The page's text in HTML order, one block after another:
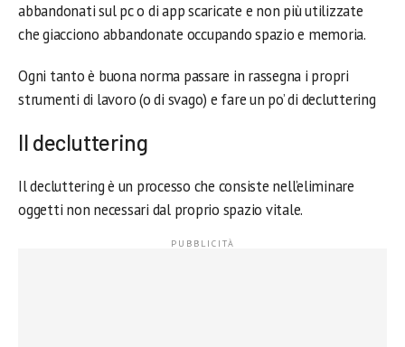
abbandonati sul pc o di app scaricate e non più utilizzate
che giacciono abbandonate occupando spazio e memoria.
Ogni tanto è buona norma passare in rassegna i propri
strumenti di lavoro (o di svago) e fare un po’ di decluttering
Il decluttering
Il decluttering è un processo che consiste nell’eliminare
oggetti non necessari dal proprio spazio vitale.